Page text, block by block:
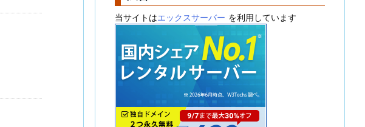
当サイトはエックスサーバー を利用しています